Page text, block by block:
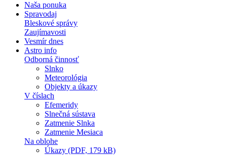
Naša ponuka
Spravodaj
Bleskové správy
Zaujímavosti
Vesmír dnes
Astro info
Odborná činnosť
Slnko
Meteorológia
Objekty a úkazy
V číslach
Efemeridy
Slnečná sústava
Zatmenie Slnka
Zatmenie Mesiaca
Na oblohe
Úkazy (PDF, 179 kB)